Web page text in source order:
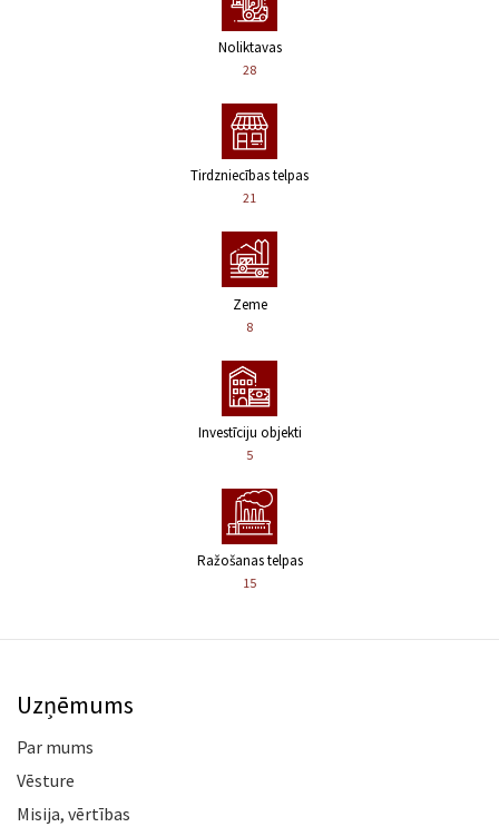
Noliktavas
28
Tirdzniecības telpas
21
Zeme
8
Investīciju objekti
5
Ražošanas telpas
15
Uzņēmums
Par mums
Vēsture
Misija, vērtības